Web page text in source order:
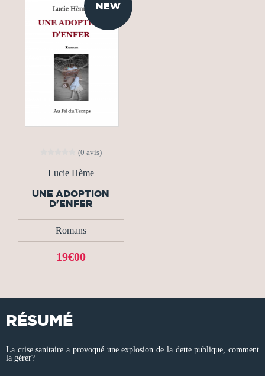
NEW
(0 avis)
Lucie Hème
UNE ADOPTION
D'ENFER
Romans
19€00
RÉSUMÉ
La crise sanitaire a provoqué une explosion de la dette publique, comment
la gérer?